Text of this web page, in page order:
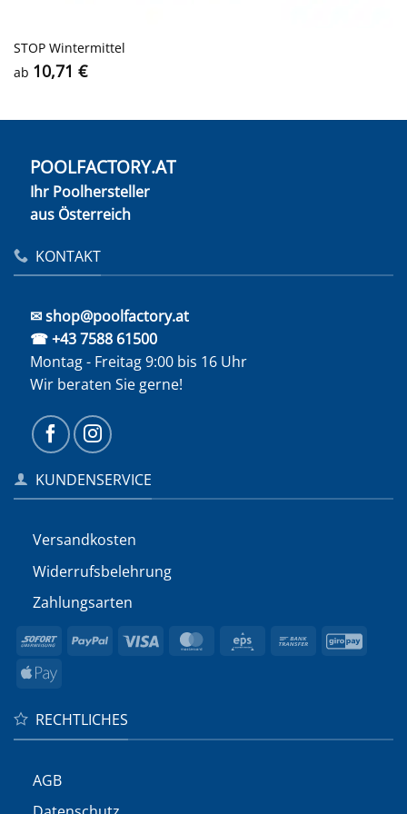
STOP Wintermittel
ab 10,71 €
POOLFACTORY.AT
Ihr Poolhersteller
aus Österreich
KONTAKT
✉ shop@poolfactory.at
☎ +43 7588 61500
Montag - Freitag 9:00 bis 16 Uhr
Wir beraten Sie gerne!
KUNDENSERVICE
Versandkosten
Widerrufs­belehrung
Zahlungsarten
Sofort PayPal Visa MasterCard
Eps
Bank
Apple
RECHTLICHES
AGB